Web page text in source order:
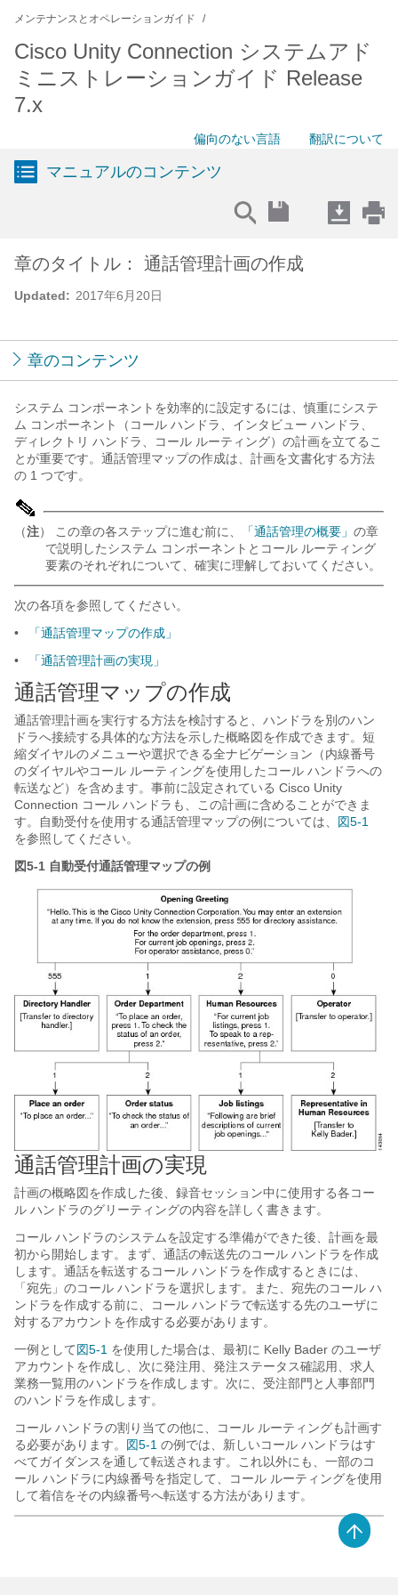
メンテナンスとオペレーションガイド
Cisco Unity Connection システムアド
ミニストレーションガイド Release
7.x
偏向のない言語 翻訳について
マニュアルのコンテンツ
Updated: 2017年6月20日
章のタイトル： 通話管理計画の作成
章のコンテンツ
システム コンポーネントを効率的に設定するには、慎重にシステ
ム コンポーネント（コール ハンドラ、インタビュー ハンドラ、
ディレクトリ ハンドラ、コール ルーティング）の計画を立てるこ
とが重要です。通話管理マップの作成は、計画を文書化する方法
の 1 つです。
（注） この章の各ステップに進む前に、 「通話管理の概要」 の章
で説明したシステム コンポーネントとコール ルーティング
要素のそれぞれについて、確実に理解しておいてください。
次の各項を参照してください。
•
「通話管理マップの作成」
•
「通話管理計画の実現」
通話管理マップの作成
通話管理計画を実行する方法を検討すると、ハンドラを別のハン
ドラへ接続する具体的な方法を示した概略図を作成できます。短
縮ダイヤルのメニューや選択できる全ナビゲーション（内線番号
のダイヤルやコール ルーティングを使用したコール ハンドラへの
転送など）を含めます。事前に設定されている Cisco Unity
Connection コール ハンドラも、この計画に含めることができま
す。自動受付を使用する通話管理マップの例については、 図5-1
を参照してください。
図5-1 自動受付通話管理マップの例
通話管理計画の実現
計画の概略図を作成した後、録音セッション中に使用する各コー
ル ハンドラのグリーティングの内容を詳しく書きます。
コール ハンドラのシステムを設定する準備ができた後、計画を最
初から開始します。まず、通話の転送先のコール ハンドラを作成
します。通話を転送するコール ハンドラを作成するときには、
「宛先」のコール ハンドラを選択します。また、宛先のコール ハ
ンドラを作成する前に、コール ハンドラで転送する先のユーザに
対するアカウントを作成する必要があります。
一例として図5-1 を使用した場合は、最初に Kelly Bader のユーザ
アカウントを作成し、次に発注用、発注ステータス確認用、求人
業務一覧用のハンドラを作成します。次に、受注部門と人事部門
のハンドラを作成します。
コール ハンドラの割り当ての他に、コール ルーティングも計画す
る必要があります。 図5-1 の例では、新しいコール ハンドラはす
べてガイダンスを通して転送されます。これ以外にも、一部のコ
ール ハンドラに内線番号を指定して、コール ルーティングを使用
して着信をその内線番号へ転送する方法があります。